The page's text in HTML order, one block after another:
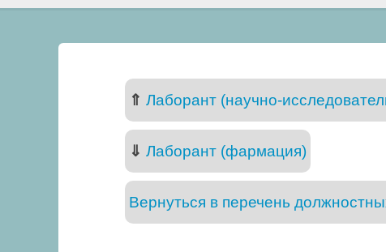
⇑ Лаборант (научно-
⇓ Лаборант (фармация)
Вернуться в перечень